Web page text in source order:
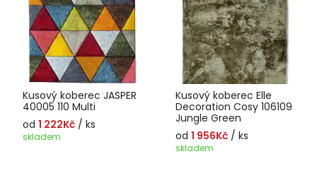
Kusový koberec JASPER
40005 110 Multi
od 1 222Kč / ks
skladem
Kusový koberec Elle
Decoration Cosy 106109
Jungle Green
od 1 956Kč / ks
skladem